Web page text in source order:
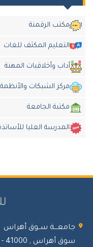
مكتب الرقمنة
التعليم المكثف للغات
أداب وأخلاقيات المهنة
مركز الشبكات والأنظمة
مكتبة الجامعة
المدرسة العليا للأساتذة
ســوق أهراس
أهراس , 41000 - الجزائر